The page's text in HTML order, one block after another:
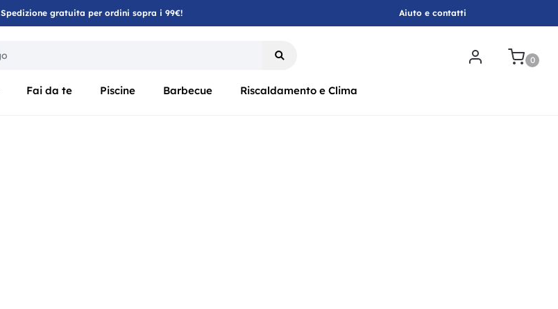
Spedizione gratuita per ordini sopra i 99€! Aiuto e contatti
0
Fai da te Piscine Barbecue Riscaldamento e Clima